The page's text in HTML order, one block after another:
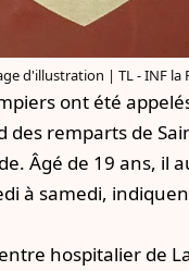
d'illustration | TL - INF la
ont été
des remparts de
Âgé de 19 ans, il
à samedi,
hospitalier de